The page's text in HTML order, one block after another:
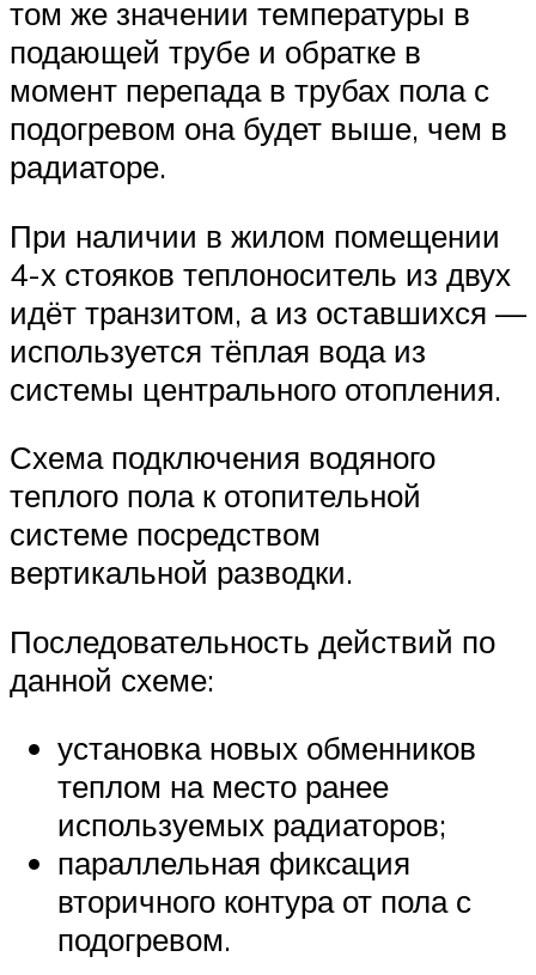
том же значении температуры в
подающей трубе и обратке в
момент перепада в трубах пола с
подогревом она будет выше, чем в
радиаторе.
При наличии в жилом помещении
4-х стояков теплоноситель из двух
идёт транзитом, а из оставшихся —
используется тёплая вода из
системы центрального отопления.
Схема подключения водяного
теплого пола к отопительной
системе посредством
вертикальной разводки.
Последовательность действий по
данной схеме:
установка новых обменников
теплом на место ранее
используемых радиаторов;
параллельная фиксация
вторичного контура от пола с
подогревом.